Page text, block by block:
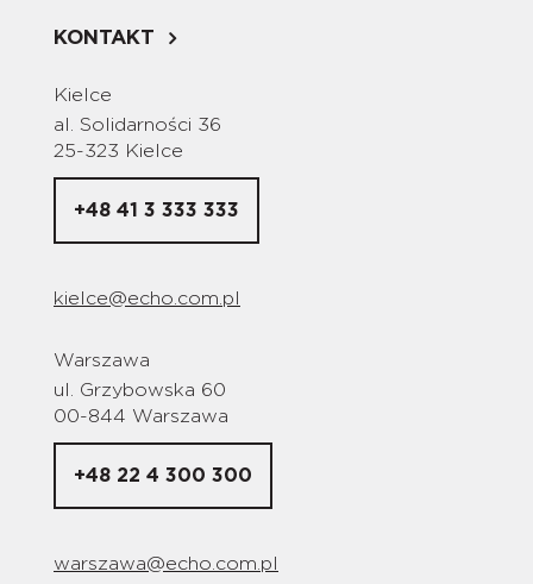
KONTAKT
Kielce
al. Solidarności 36
25-323 Kielce
+48 41 3 333 333
kielce@echo.com.pl
Warszawa
ul. Grzybowska 60
00-844 Warszawa
+48 22 4 300 300
warszawa@echo.com.pl